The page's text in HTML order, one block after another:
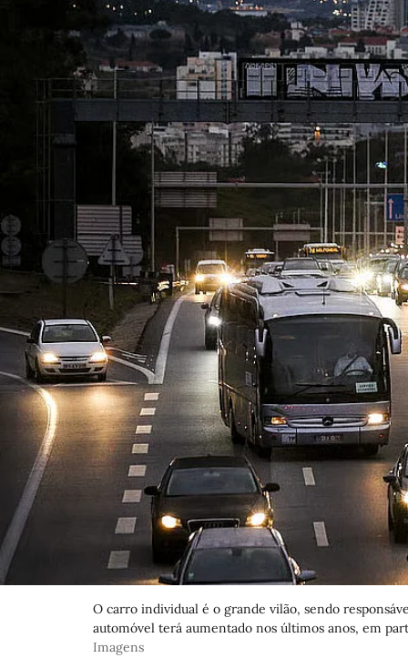
O carro individual é o grande vilão, sendo
automóvel terá aumentado nos últimos anos, em
Imagens